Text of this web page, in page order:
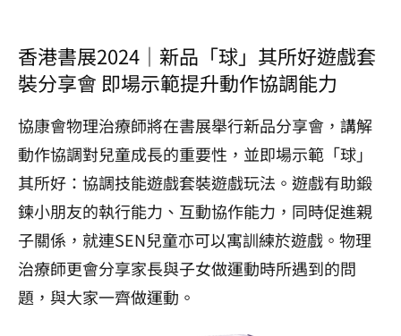
香港書展2024｜新品「球」其所好遊戲套
裝分享會 即場示範提升動作協調能力
協康會物理治療師將在書展舉行新品分享會，講解
動作協調對兒童成長的重要性，並即場示範「球」
其所好：協調技能遊戲套裝遊戲玩法。遊戲有助鍛
鍊小朋友的執行能力、互動協作能力，同時促進親
子關係，就連SEN兒童亦可以寓訓練於遊戲。物理
治療師更會分享家長與子女做運動時所遇到的問
題，與大家一齊做運動。